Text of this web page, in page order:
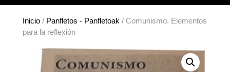
Carrito
Inicio / Panfletos - Panfletoak / Comunismo. Elementos
para la reflexión